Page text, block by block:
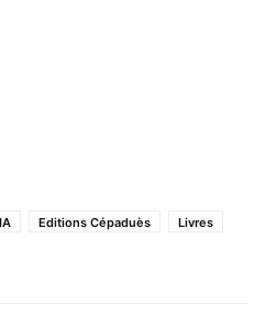
Editions Cépaduès
Livres